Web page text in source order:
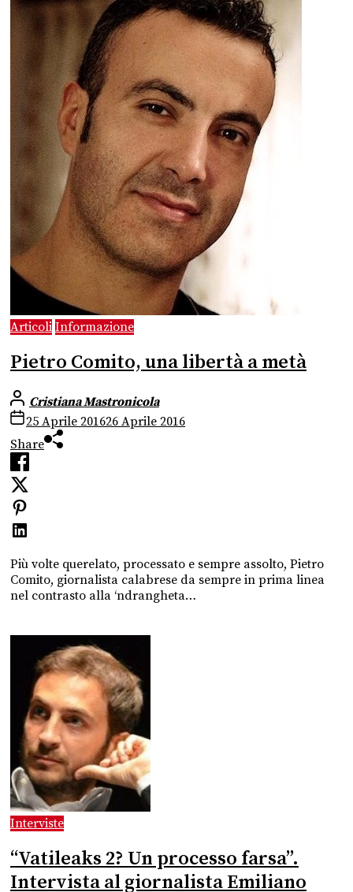
Articoli Informazione
Pietro Comito, una libertà a metà
Cristiana Mastronicola
25 Aprile 201626 Aprile 2016
Share
Più volte querelato, processato e sempre assolto, Pietro
Comito, giornalista calabrese da sempre in prima linea
nel contrasto alla ‘ndrangheta…
Interviste
“Vatileaks 2? Un processo farsa”.
Intervista al giornalista Emiliano